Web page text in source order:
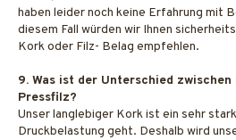
haben leider noch keine Erfahrung mit
diesem Fall würden wir Ihnen
Kork oder Filz- Belag empfehlen.
9. Was ist der Unterschied zwischen
Pressfilz?
Unser langlebiger Kork ist ein sehr
Druckbelastung geht. Deshalb wird